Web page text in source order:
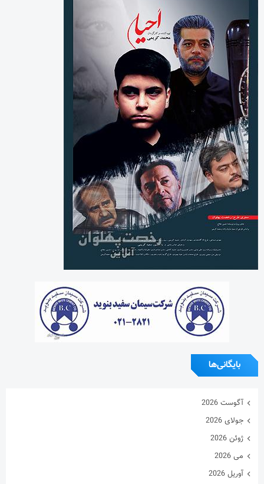
بایگانی‌ها
آگوست 2026
جولای 2026
ژوئن 2026
می 2026
آوریل 2026